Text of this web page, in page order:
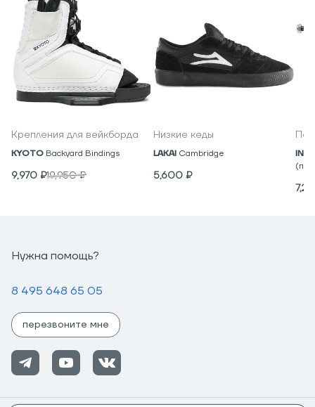
Крепления для вейкборда
KYOTO Backyard Bindings
9,970 ₽19,950₽
Низкие кеды
LAKAI Cambridge
5,600 ₽
Нужна помощь?
8 495 648 65 05
перезвоните мне